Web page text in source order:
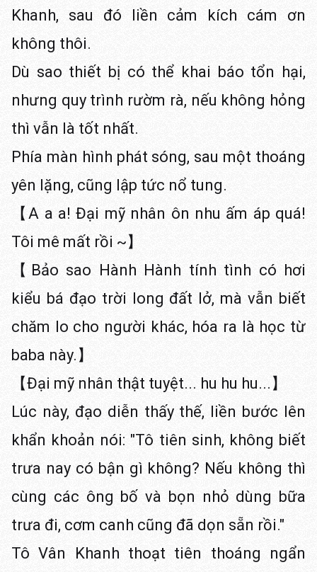
Khanh, sau đó liền cảm kích cám ơn
không thôi.
Dù sao thiết bị có thể khai báo tổn hại,
nhưng quy trình rườm rà, nếu không hỏng
thì vẫn là tốt nhất.
Phía màn hình phát sóng, sau một thoáng
yên lặng, cũng lập tức nổ tung.
【A a a! Đại mỹ nhân ôn nhu ấm áp quá!
Tôi mê mất rồi ~】
【Bảo sao Hành Hành tính tình có hơi
kiểu bá đạo trời long đất lở, mà vẫn biết
chăm lo cho người khác, hóa ra là học từ
baba này.】
【Đại mỹ nhân thật tuyệt... hu hu hu...】
Lúc này, đạo diễn thấy thế, liền bước lên
khẩn khoản nói: "Tô tiên sinh, không biết
trưa nay có bận gì không? Nếu không thì
cùng các ông bố và bọn nhỏ dùng bữa
trưa đi, cơm canh cũng đã dọn sẵn rồi."
Tô Vân Khanh thoạt tiên thoáng ngẩn